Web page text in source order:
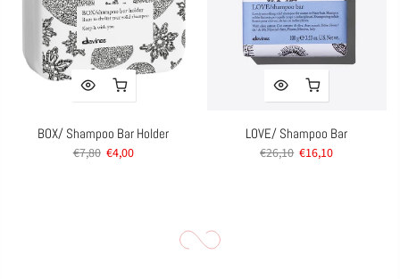
BOX/ Shampoo Bar Holder
€7,80 €4,00
LOVE/ Shampoo Bar
€26,10 €16,10